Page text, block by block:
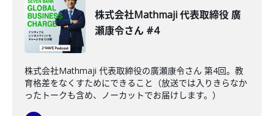
株式会社Mathmaji 代表取締役 廣
瀬康令さん #4
株式会社Mathmaji 代表取締役の廣瀬康令さん 第4回。教
育格差をなくすためにできること（放送では入りきらなか
ったトークも含め、ノーカットでお届けします。）